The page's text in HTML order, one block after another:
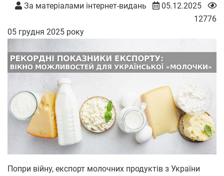
За матеріалами інтернет-видань
05.12.2025
12776
05 грудня 2025 року
Попри війну, експорт молочних продуктів з України